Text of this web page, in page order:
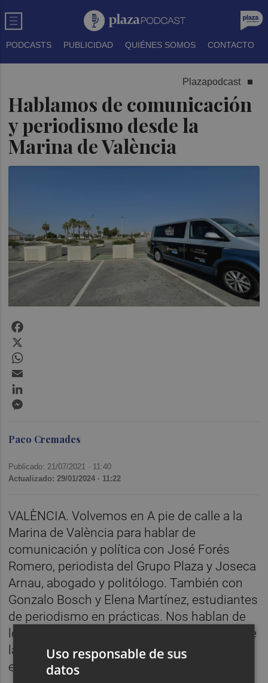
PODCASTS PUBLICIDAD QUIÉNES SOMOS CONTACTO
Plazapodcast
Hablamos de comunicación
y periodismo desde la
Marina de València
Paco Cremades
Publicado: 21/07/2021 · 11:40
Actualizado: 29/01/2024 · 11:22
VALÈNCIA. Volvemos en A pie de calle a la
Marina de València para hablar de
comunicación y política con José Forés
Romero, periodista del Grupo Plaza y Joseca
Arnau, abogado y politólogo. También con
Gonzalo Bosch y Elena Martínez, estudiantes
de periodismo en prácticas. Nos hablan de
los nuevos retos del presente en el sector de
la comunicación y de las claves para
entender la política actual.
Uso responsable de sus
datos